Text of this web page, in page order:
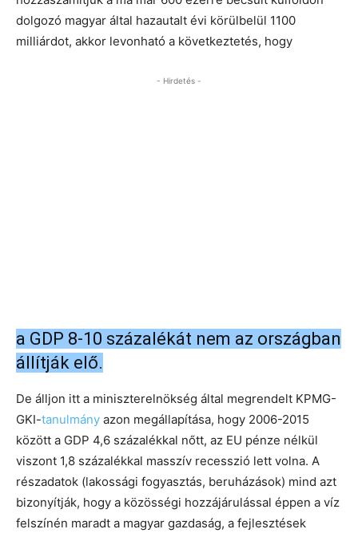
dolgozó magyar által hazautalt évi körülbelül 1100
milliárdot, akkor levonható a következtetés, hogy
- Hirdetés -
a GDP 8-10 százalékát nem az országban
állítják elő.
De álljon itt a miniszterelnökség által megrendelt KPMG-
GKI-tanulmány azon megállapítása, hogy 2006-2015
között a GDP 4,6 százalékkal nőtt, az EU pénze nélkül
viszont 1,8 százalékkal masszív recesszió lett volna. A
részadatok (lakossági fogyasztás, beruházások) mind azt
bizonyítják, hogy a közösségi hozzájárulással éppen a víz
felszínén maradt a magyar gazdaság, a fejlesztések